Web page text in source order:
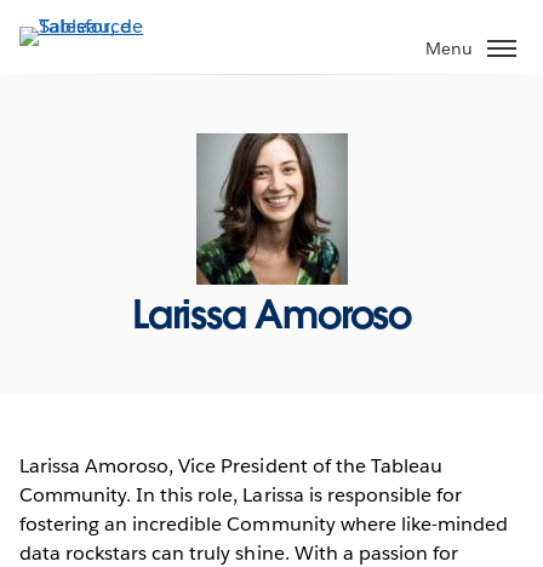
Aller
au
Menu
Larissa Amoroso
Larissa Amoroso, Vice President of the Tableau
Community. In this role, Larissa is responsible for
fostering an incredible Community where like-minded
data rockstars can truly shine. With a passion for